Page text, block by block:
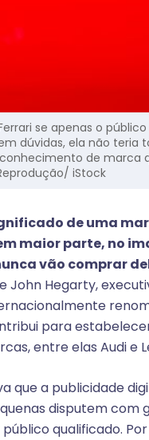
se apenas o
dúvidas, ela não teria
de marca
iStock
de uma
maior parte, no
vão comprar
John Hegarty,
para
entre elas Audi e
que a publicidade
disputem com
qualificado.